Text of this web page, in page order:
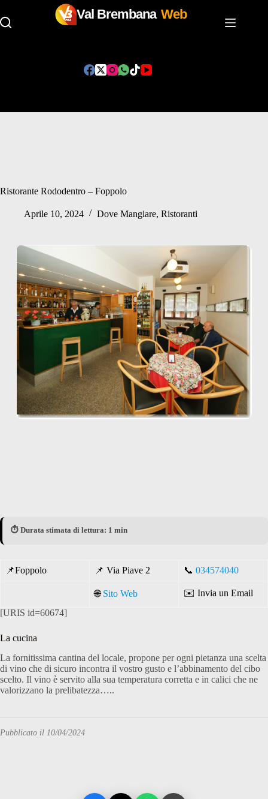
Val Brembana Web
Ristorante Rododentro – Foppolo
Aprile 10, 2024 Dove Mangiare, Ristoranti
⏱️ Durata stimata di lettura: 1 min
📌Foppolo 📌 Via Piave 2 📞 034574040
🌐Sito Web ✉️ Invia un Email
[URIS id=60674]
La cucina
La fornitissima cantina del locale, propone per ogni pietanza una scelta
di vino che di sicuro incontra il vostro gusto e l’abbinamento del cibo
scelto. Il vino è servito alla sua temperatura corretta e in calici che ne
valorizzano la prelibatezza…..
Pubblicato il 10/04/2024